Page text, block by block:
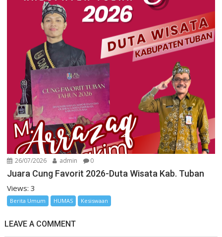
26/07/2026 admin 0
Juara Cung Favorit 2026-Duta Wisata Kab. Tuban
Views: 3
Berita Umum HUMAS Kesiswaan
LEAVE A COMMENT